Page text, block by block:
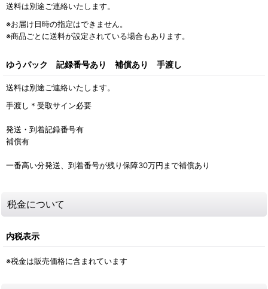
送料は別途ご連絡いたします。
※お届け日時の指定はできません。
※商品ごとに送料が設定されている場合もあります。
ゆうパック 記録番号あり 補償あり 手渡し
送料は別途ご連絡いたします。
手渡し＊受取サイン必要
発送・到着記録番号有
補償有
一番高い分発送、到着番号が残り保障30万円まで補償あり
税金について
内税表示
※税金は販売価格に含まれています